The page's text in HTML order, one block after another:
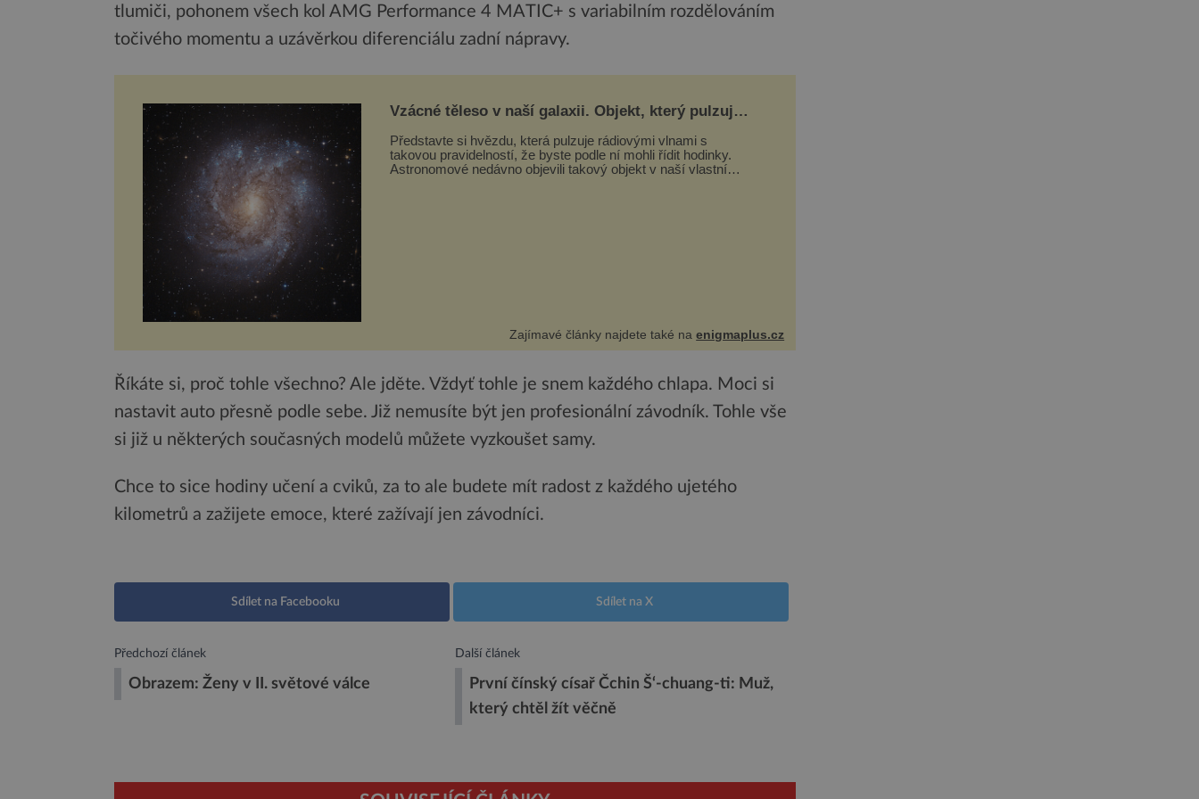
tlumiči, pohonem všech kol AMG Performance 4 MATIC+ s variabilním rozdělováním
točivého momentu a uzávěrkou diferenciálu zadní nápravy.
Vzácné těleso v naší galaxii. Objekt, který pulzuje
Představte si hvězdu, která pulzuje rádiovými vlnami s
takovou pravidelností, že byste podle ní mohli řídit hodinky.
Astronomové nedávno objevili takový objekt v naší vlastní
Zajímavé články najdete také naenigmaplus.cz
Říkáte si, proč tohle všechno? Ale jděte. Vždyť tohle je snem každého chlapa. Moci si
nastavit auto přesně podle sebe. Již nemusíte být jen profesionální závodník. Tohle vše
si již u některých současných modelů můžete vyzkoušet samy.
Chce to sice hodiny učení a cviků, za to ale budete mít radost z každého ujetého
kilometrů a zažijete emoce, které zažívají jen závodníci.
Sdílet na Facebooku Sdílet na X
Předchozí článek
Obrazem: Ženy v II. světové válce
Další článek
První čínský císař Čchin Š‘-chuang-ti: Muž,
který chtěl žít věčně